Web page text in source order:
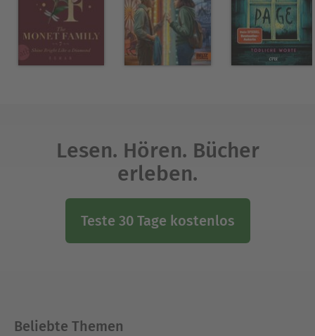
Lesen. Hören. Bücher
erleben.
Teste 30 Tage kostenlos
Beliebte Themen